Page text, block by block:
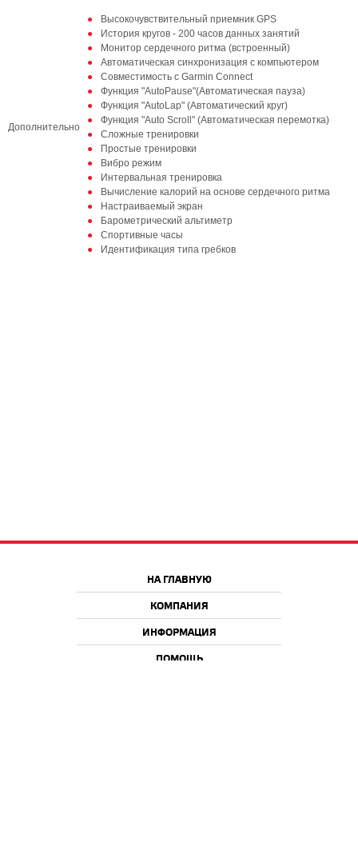
Дополнительно
Высокочувствительный приемник GPS
История кругов - 200 часов данных занятий
Монитор сердечного ритма (встроенный)
Автоматическая синхронизация с компьютером
Совместимость с Garmin Connect
Функция "AutoPause"(Автоматическая пауза)
Функция "AutoLap" (Автоматический круг)
Функция "Auto Scroll" (Автоматическая перемотка)
Сложные тренировки
Простые тренировки
Вибро режим
Интервальная тренировка
Вычисление калорий на основе сердечного ритма
Настраиваемый экран
Барометрический альтиметр
Спортивные часы
Идентификация типа гребков
НА ГЛАВНУЮ
КОМПАНИЯ
ИНФОРМАЦИЯ
ПОМОЩЬ